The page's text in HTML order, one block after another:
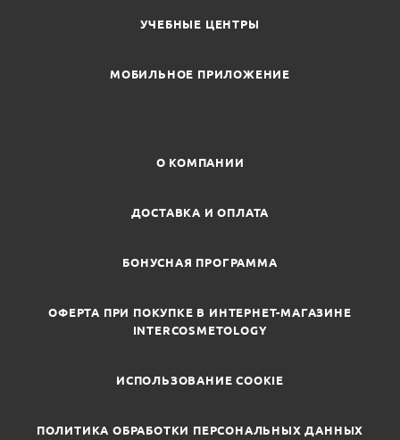
УЧЕБНЫЕ ЦЕНТРЫ
МОБИЛЬНОЕ ПРИЛОЖЕНИЕ
О КОМПАНИИ
ДОСТАВКА И ОПЛАТА
БОНУСНАЯ ПРОГРАММА
ОФЕРТА ПРИ ПОКУПКЕ В ИНТЕРНЕТ-МАГАЗИНЕ
INTERCOSMETOLOGY
ИСПОЛЬЗОВАНИЕ COOKIE
ПОЛИТИКА ОБРАБОТКИ ПЕРСОНАЛЬНЫХ ДАННЫХ